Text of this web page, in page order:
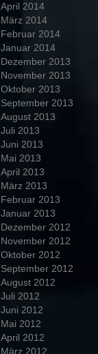
April 2014
März 2014
Februar 2014
Januar 2014
Dezember 2013
November 2013
Oktober 2013
September 2013
August 2013
Juli 2013
Juni 2013
Mai 2013
April 2013
März 2013
Februar 2013
Januar 2013
Dezember 2012
November 2012
Oktober 2012
September 2012
August 2012
Juli 2012
Juni 2012
Mai 2012
April 2012
März 2012